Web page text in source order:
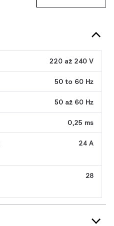
220 až 240 V
50 to 60 Hz
50 až 60 Hz
0,25 ms
24 A
28